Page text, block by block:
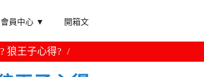
會員中心 ▼ 開箱文
狼王子心得?